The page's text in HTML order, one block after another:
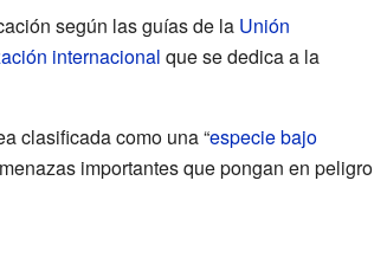
según las guías de la Unión
internacional que se dedica a la
clasificada como una “especie bajo
importantes que pongan en peligro